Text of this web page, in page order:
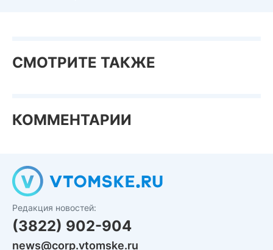
СМОТРИТЕ ТАКЖЕ
КОММЕНТАРИИ
Редакция новостей:
(3822) 902-904
news@corp.vtomske.ru